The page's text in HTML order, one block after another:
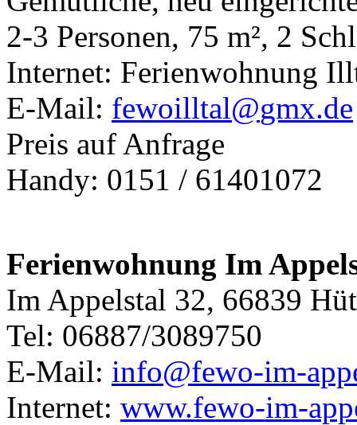
2-3 Personen, 75 m², 2
Internet: Ferienwohnung
E-Mail: fewoilltal@gmx.de
Preis auf Anfrage
Handy: 0151 / 61401072
Ferienwohnung Im
Im Appelstal 32, 66839
Tel: 06887/3089750
E-Mail: info@fewo-im-
Internet: www.fewo-im-